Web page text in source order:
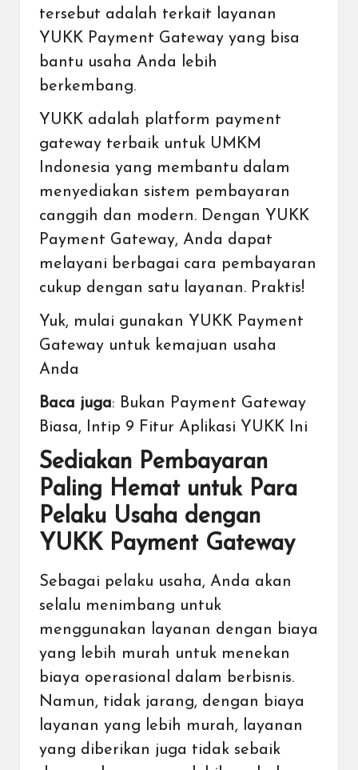
tersebut adalah terkait layanan
YUKK Payment Gateway yang bisa
bantu usaha Anda lebih
berkembang.
YUKK adalah platform payment
gateway terbaik untuk UMKM
Indonesia yang membantu dalam
menyediakan sistem pembayaran
canggih dan modern. Dengan YUKK
Payment Gateway, Anda dapat
melayani berbagai cara pembayaran
cukup dengan satu layanan. Praktis!
Yuk, mulai gunakan YUKK Payment
Gateway untuk kemajuan usaha
Anda
Baca juga: Bukan Payment Gateway
Biasa, Intip 9 Fitur Aplikasi YUKK Ini
Sediakan Pembayaran
Paling Hemat untuk Para
Pelaku Usaha dengan
YUKK Payment Gateway
Sebagai pelaku usaha, Anda akan
selalu menimbang untuk
menggunakan layanan dengan biaya
yang lebih murah untuk menekan
biaya operasional dalam berbisnis.
Namun, tidak jarang, dengan biaya
layanan yang lebih murah, layanan
yang diberikan juga tidak sebaik